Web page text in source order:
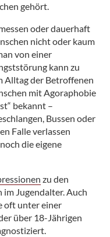
gehört.
oder dauerhaft
nicht oder kaum
von einer
kann zu
Alltag der Betroffenen
mit Agoraphobie
bekannt –
Bussen oder
Falle verlassen
die eigene
zu den
Jugendalter. Auch
oft unter einer
über 18-Jährigen